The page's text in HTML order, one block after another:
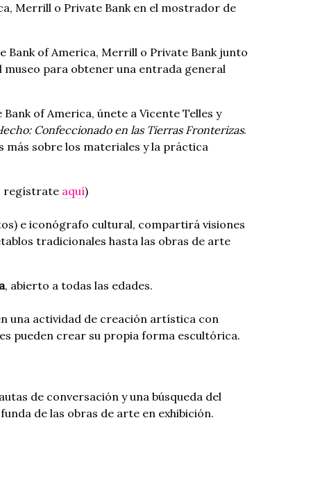
Merrill o Private Bank en el mostrador de
of America, Merrill o Private Bank junto
para obtener una entrada general
of America, únete a Vicente Telles y
Confeccionado en las Tierras Fronterizas.
más sobre los materiales y la práctica
regístrate aquí)
e iconógrafo cultural, compartirá visiones
tradicionales hasta las obras de arte
, abierto a todas las edades.
una actividad de creación artística con
pueden crear su propia forma escultórica.
de conversación y una búsqueda del
de las obras de arte en exhibición.